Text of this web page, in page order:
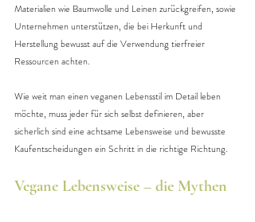
Materialien wie Baumwolle und Leinen zurückgreifen, sowie
Unternehmen unterstützen, die bei Herkunft und
Herstellung bewusst auf die Verwendung tierfreier
Ressourcen achten.
Wie weit man einen veganen Lebensstil im Detail leben
möchte, muss jeder für sich selbst definieren, aber
sicherlich sind eine achtsame Lebensweise und bewusste
Kaufentscheidungen ein Schritt in die richtige Richtung.
Vegane Lebensweise – die Mythen